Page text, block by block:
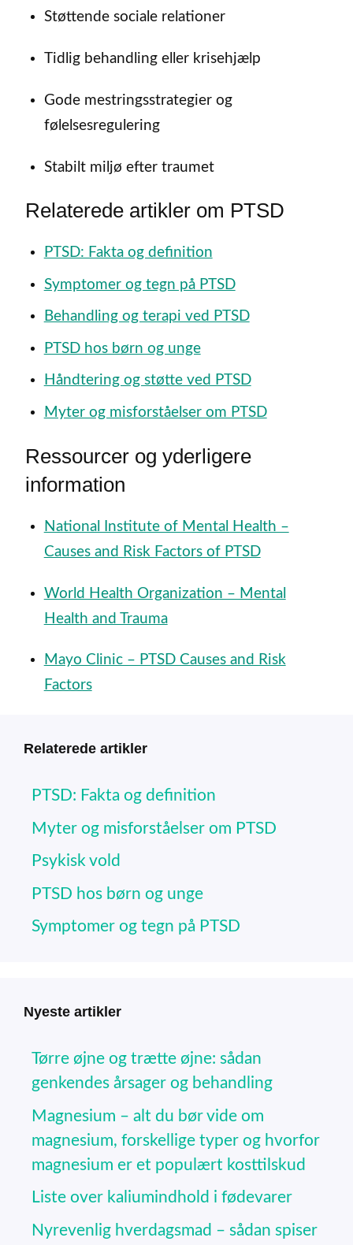
Støttende sociale relationer
Tidlig behandling eller krisehjælp
Gode mestringsstrategier og
følelsesregulering
Stabilt miljø efter traumet
Relaterede artikler om PTSD
PTSD: Fakta og definition
Symptomer og tegn på PTSD
Behandling og terapi ved PTSD
PTSD hos børn og unge
Håndtering og støtte ved PTSD
Myter og misforståelser om PTSD
Ressourcer og yderligere
information
National Institute of Mental Health –
Causes and Risk Factors of PTSD
World Health Organization – Mental
Health and Trauma
Mayo Clinic – PTSD Causes and Risk
Factors
Relaterede artikler
PTSD: Fakta og definition
Myter og misforståelser om PTSD
Psykisk vold
PTSD hos børn og unge
Symptomer og tegn på PTSD
Nyeste artikler
Tørre øjne og trætte øjne: sådan
genkendes årsager og behandling
Magnesium – alt du bør vide om
magnesium, forskellige typer og hvorfor
magnesium er et populært kosttilskud
Liste over kaliumindhold i fødevarer
Nyrevenlig hverdagsmad – sådan spiser